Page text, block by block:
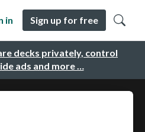
decks privately, control
ads and more …
in Sign up for free